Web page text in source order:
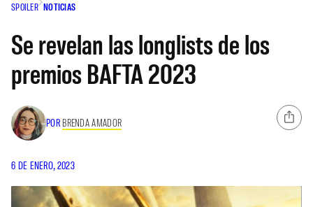
SPOILER NOTICIAS
Se revelan las longlists de los
premios BAFTA 2023
POR BRENDA AMADOR
6 DE ENERO, 2023